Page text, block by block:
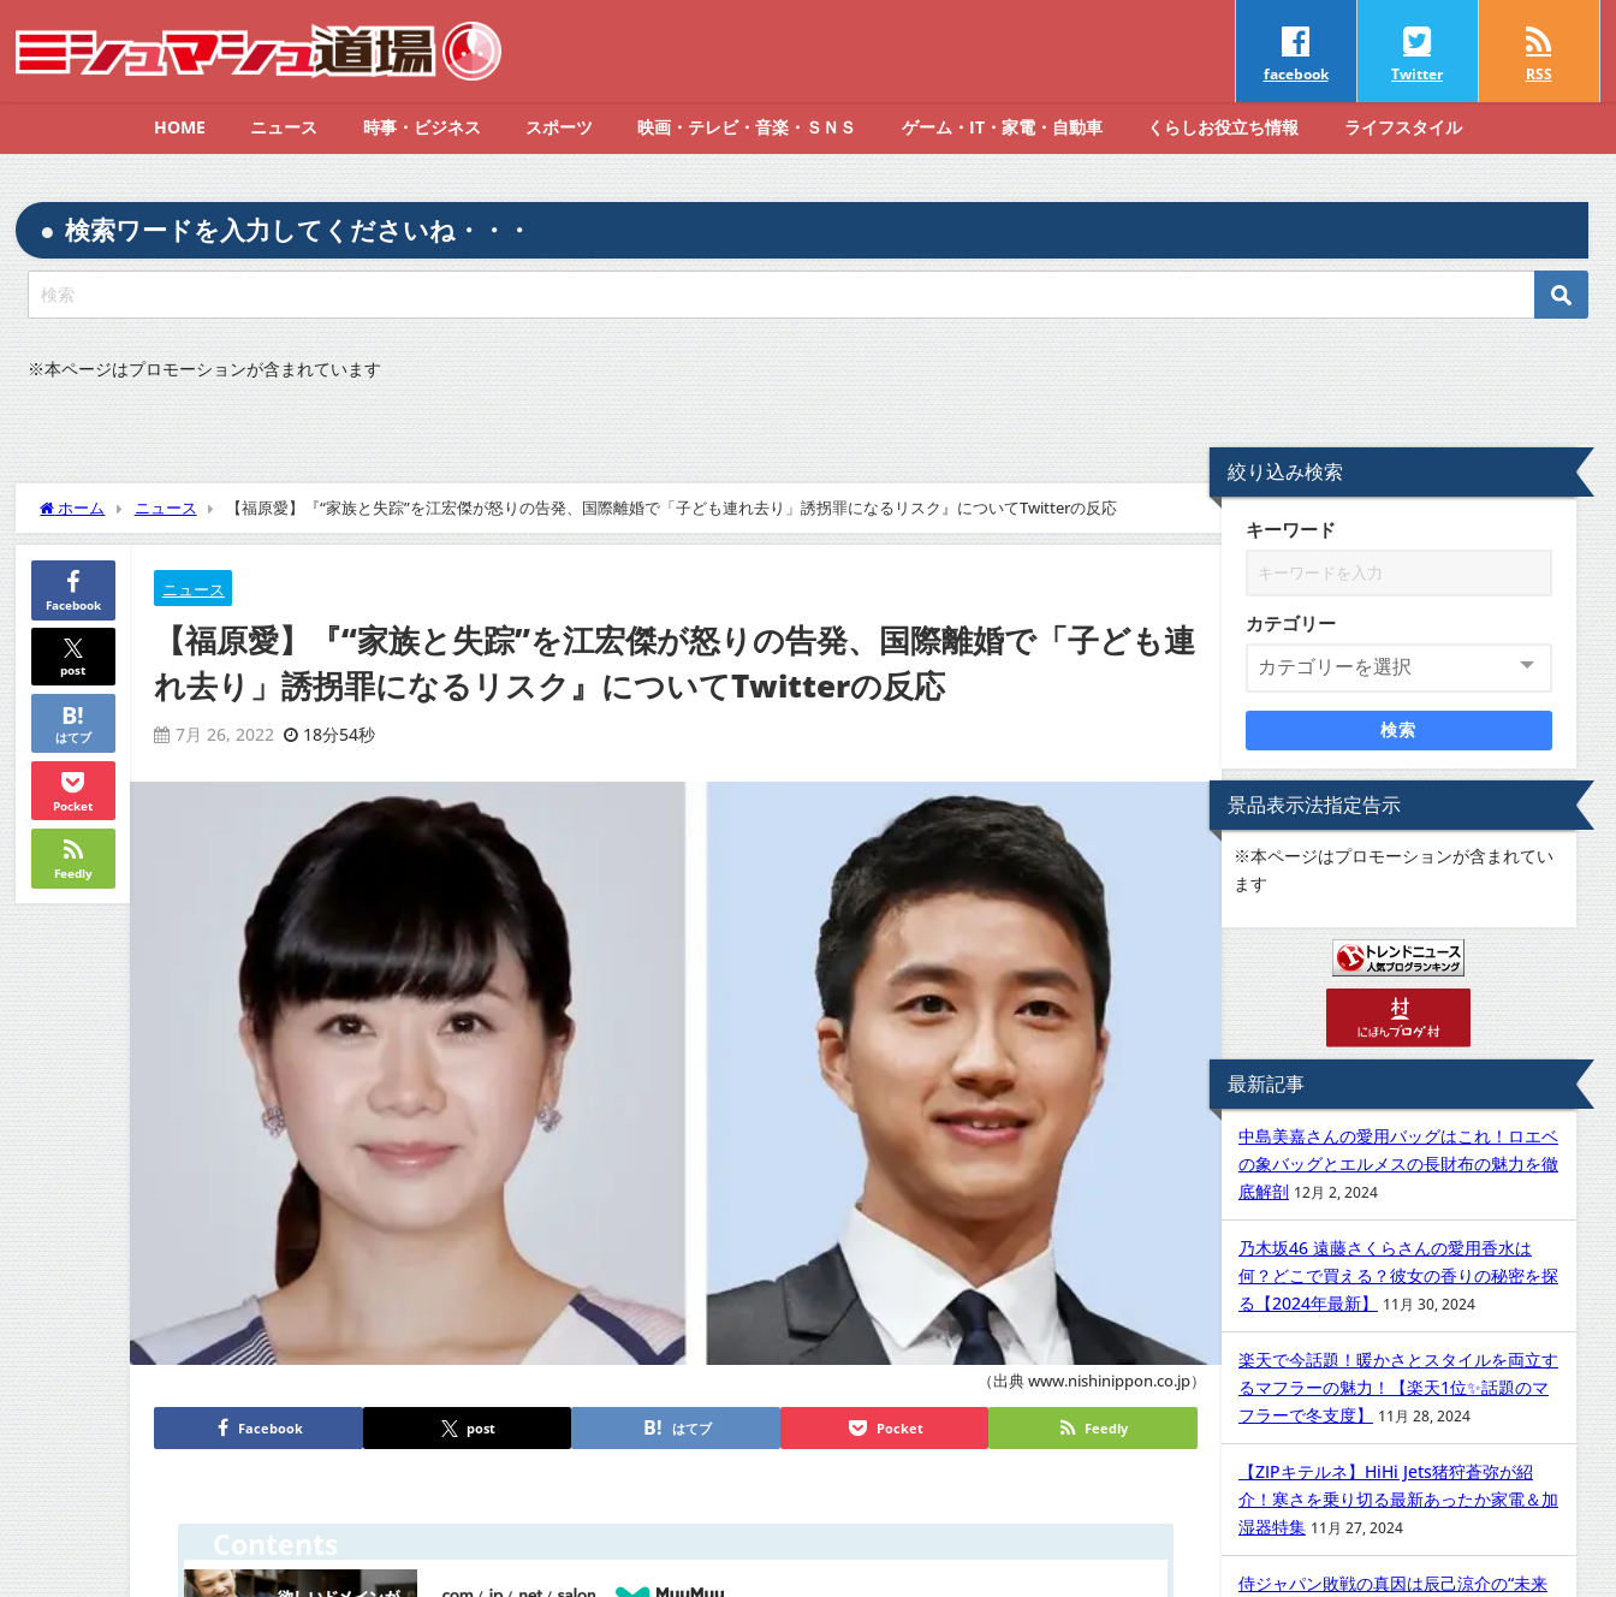
facebook Twitter RSS
HOME ニュース 時事・ビジネス スポーツ 映画・テレビ・音楽・ＳＮＳ ゲーム・IT・家電・自動車 くらしお役立ち情報 ライフスタイル
検索ワードを入力してくださいね・・・
※本ページはプロモーションが含まれています
ホーム ニュース 【福原愛】『“家族と失踪”を江宏傑が怒りの告発、国際離婚で「子ども連れ去り」誘拐罪になるリスク』についてTwitterの反応
Facebook
post
はてブ
Pocket
Feedly
ニュース
【福原愛】『“家族と失踪”を江宏傑が怒りの告発、国際離婚で「子ども連
れ去り」誘拐罪になるリスク』についてTwitterの反応
7月 26, 2022 18分54秒
（出典 www.nishinippon.co.jp）
Facebook post はてブ Pocket Feedly
Contents
絞り込み検索
キーワード
カテゴリー
検索
景品表示法指定告示
※本ページはプロモーションが含まれてい
ます
最新記事
中島美嘉さんの愛用バッグはこれ！ロエベ
の象バッグとエルメスの長財布の魅力を徹
底解剖 12月 2, 2024
乃木坂46 遠藤さくらさんの愛用香水は
何？どこで買える？彼女の香りの秘密を探
る【2024年最新】
11月 30, 2024
楽天で今話題！暖かさとスタイルを両立す
るマフラーの魅力！【楽天1位✨話題のマ
フラーで冬支度】
11月 28, 2024
【ZIPキテルネ】HiHi Jets猪狩蒼弥が紹
介！寒さを乗り切る最新あったか家電＆加
湿器特集 11月 27, 2024
侍ジャパン敗戦の真因は辰己涼介の“未来